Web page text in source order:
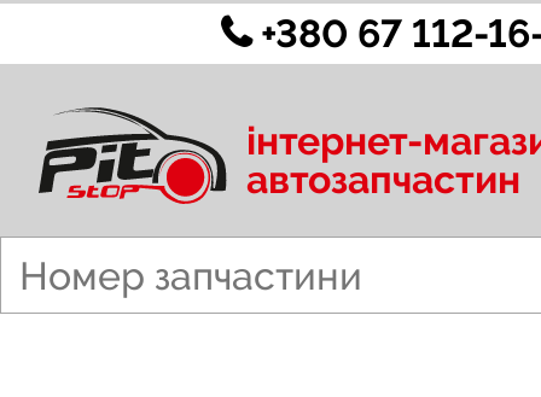
+380 67 112-
інтернет-
автозапчастин